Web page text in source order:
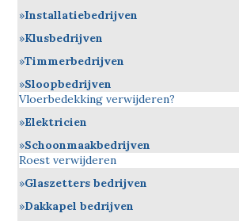
Installatiebedrijven
Klusbedrijven
Timmerbedrijven
Sloopbedrijven
Vloerbedekking verwijderen?
Elektricien
Schoonmaakbedrijven
Roest verwijderen
Glaszetters bedrijven
Dakkapel bedrijven